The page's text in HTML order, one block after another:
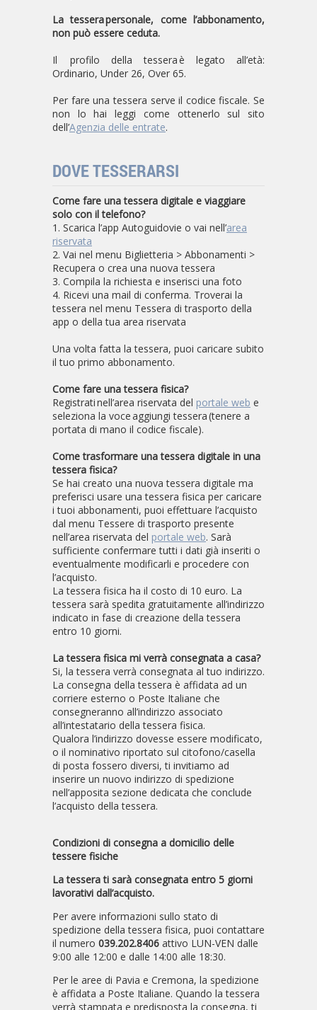
La tessera personale, come l’abbonamento,
non può essere ceduta.
Il profilo della tessera è legato all’età:
Ordinario, Under 26, Over 65.
Per fare una tessera serve il codice fiscale. Se
non lo hai leggi come ottenerlo sul sito
dell’Agenzia delle entrate.
DOVE TESSERARSI
Come fare una tessera digitale e viaggiare
solo con il telefono?
1. Scarica l’app Autoguidovie o vai nell’area
riservata
2. Vai nel menu Biglietteria > Abbonamenti >
Recupera o crea una nuova tessera
3. Compila la richiesta e inserisci una foto
4. Ricevi una mail di conferma. Troverai la
tessera nel menu Tessera di trasporto della
app o della tua area riservata
Una volta fatta la tessera, puoi caricare subito
il tuo primo abbonamento.
Come fare una tessera fisica?
Registrati nell’area riservata del portale web e
seleziona la voce aggiungi tessera (tenere a
portata di mano il codice fiscale).
Come trasformare una tessera digitale in una
tessera fisica?
Se hai creato una nuova tessera digitale ma
preferisci usare una tessera fisica per caricare
i tuoi abbonamenti, puoi effettuare l’acquisto
dal menu Tessere di trasporto presente
nell’area riservata del portale web. Sarà
sufficiente confermare tutti i dati già inseriti o
eventualmente modificarli e procedere con
l’acquisto.
La tessera fisica ha il costo di 10 euro. La
tessera sarà spedita gratuitamente all’indirizzo
indicato in fase di creazione della tessera
entro 10 giorni.
La tessera fisica mi verrà consegnata a casa?
Si, la tessera verrà consegnata al tuo indirizzo.
La consegna della tessera è affidata ad un
corriere esterno o Poste Italiane che
consegneranno all’indirizzo associato
all’intestatario della tessera fisica.
Qualora l’indirizzo dovesse essere modificato,
o il nominativo riportato sul citofono/casella
di posta fossero diversi, ti invitiamo ad
inserire un nuovo indirizzo di spedizione
nell’apposita sezione dedicata che conclude
l’acquisto della tessera.
Condizioni di consegna a domicilio delle
tessere fisiche
La tessera ti sarà consegnata entro 5 giorni
lavorativi dall’acquisto.
Per avere informazioni sullo stato di
spedizione della tessera fisica, puoi contattare
il numero 039.202.8406 attivo LUN-VEN dalle
9:00 alle 12:00 e dalle 14:00 alle 18:30.
Per le aree di Pavia e Cremona, la spedizione
è affidata a Poste Italiane. Quando la tessera
verrà stampata e predisposta la consegna, ti